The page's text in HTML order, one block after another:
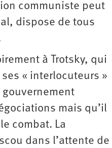
communiste peut
dispose de tous
à Trotsky, qui
« interlocuteurs »
gouvernement
mais qu’il
combat. La
dans l’attente de